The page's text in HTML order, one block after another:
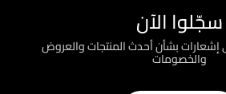
سجّلوا الآن
إشعارات بشأن أحدث المنتجات والعروض
والخصومات